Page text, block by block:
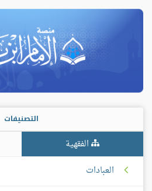
التصنيفات
الفقهية
العبادات